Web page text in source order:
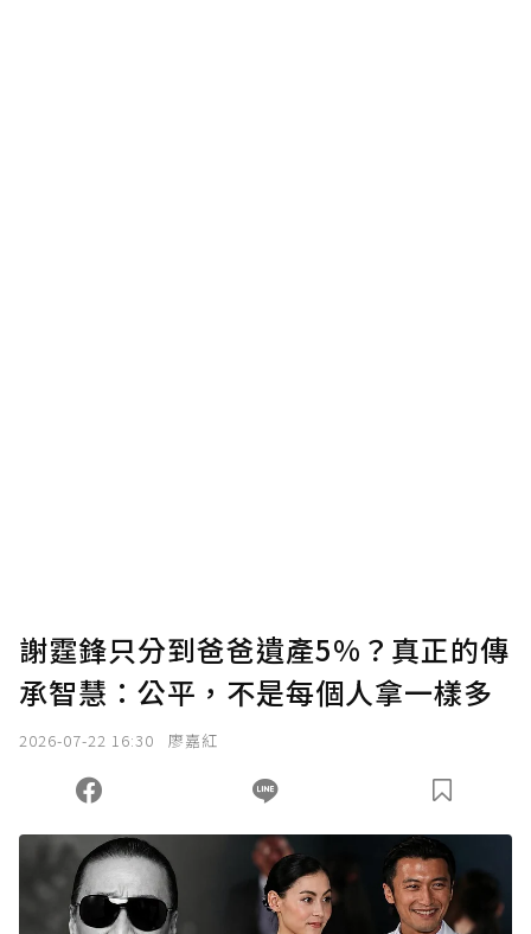
謝霆鋒只分到爸爸遺產5%？真正的傳
承智慧：公平，不是每個人拿一樣多
2026-07-22 16:30 廖嘉紅